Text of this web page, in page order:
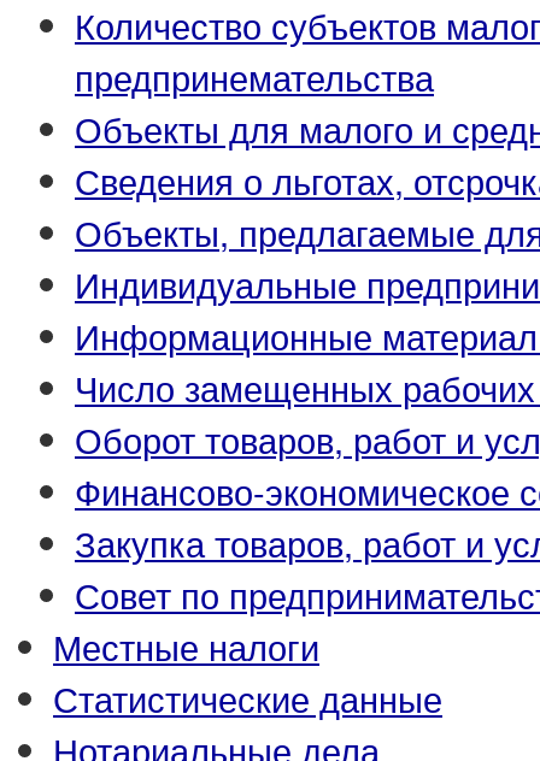
Количество субъектов
предпринемательства
Объекты для малого и
Сведения о льготах,
Объекты, предлагаемые
Индивидуальные
Информационные
Число замещенных
Оборот товаров, работ и
Финансово-экономическое
Закупка товаров, работ и
Совет по
Местные налоги
Статистические данные
Нотариальные дела